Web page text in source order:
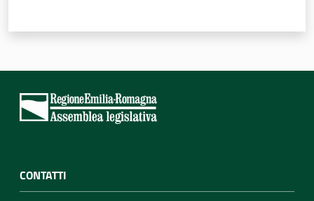
Attività
Argomenti
CONTATTI